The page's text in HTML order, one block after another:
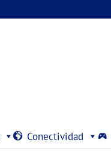
Conectividad